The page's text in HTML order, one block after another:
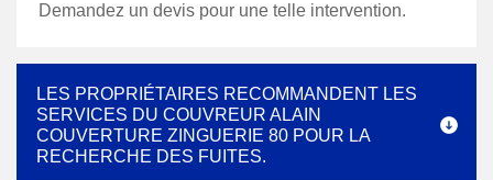
Demandez un devis pour une telle intervention.
LES PROPRIÉTAIRES RECOMMANDENT LES
SERVICES DU COUVREUR ALAIN
COUVERTURE ZINGUERIE 80 POUR LA
RECHERCHE DES FUITES.